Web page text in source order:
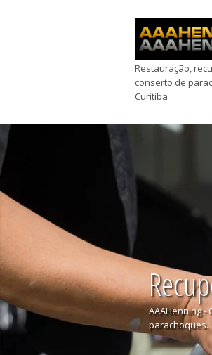
Restauração,
conserto de
Curitiba
AAAHenning
parachoques.